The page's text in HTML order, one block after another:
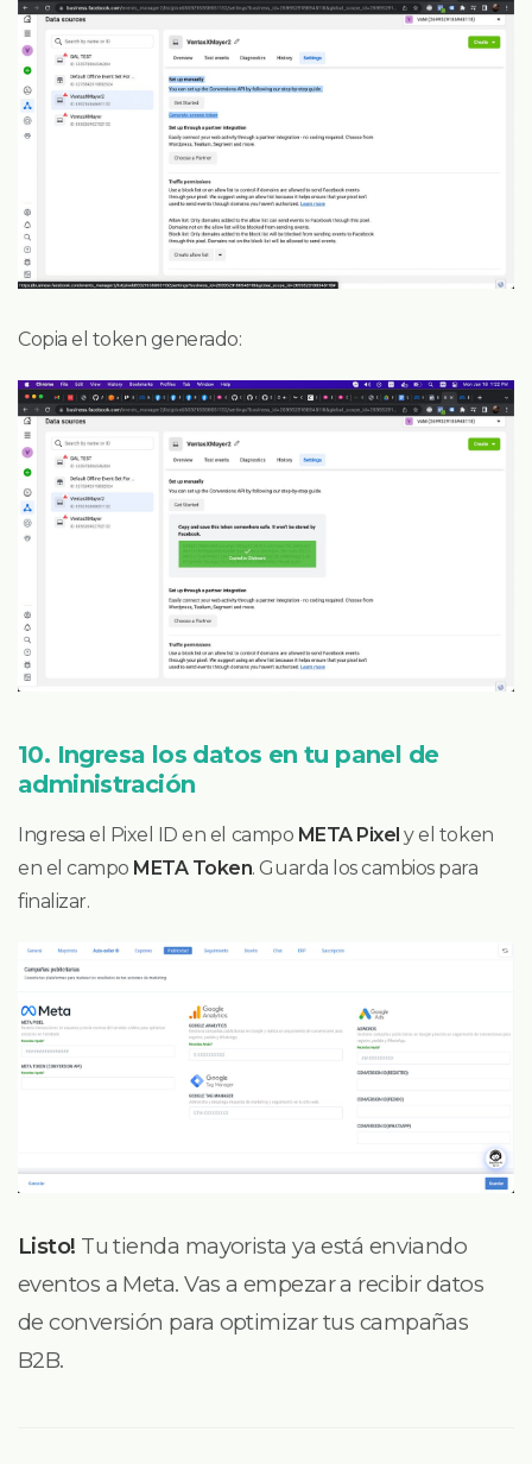
Copia el token generado:
10. Ingresa los datos en tu panel de
administración
Ingresa el Pixel ID en el campo META Pixel y el token
en el campo META Token. Guarda los cambios para
finalizar.
Listo! Tu tienda mayorista ya está enviando
eventos a Meta. Vas a empezar a recibir datos
de conversión para optimizar tus campañas
B2B.